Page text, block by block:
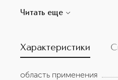
ингредиентов, лосьон
Читать еще
Характеристики
область применения